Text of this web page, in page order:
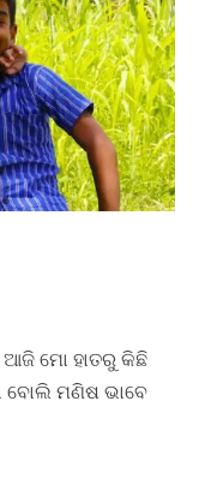
ଆଜି ମୋ ହାତରୁ କିଛି
ବୋଲି ମଣିଷ ଭାବେ